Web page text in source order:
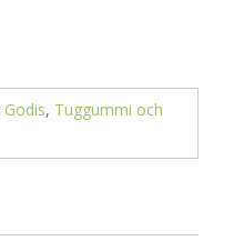
Godis, Tuggummi och